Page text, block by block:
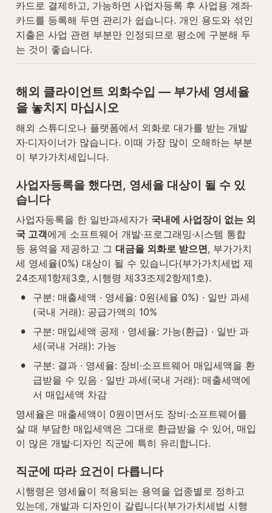
카드로 결제하고, 가능하면 사업자등록 후 사업용 계좌·
카드를 등록해 두면 관리가 쉽습니다. 개인 용도와 섞인
지출은 사업 관련 부분만 인정되므로 평소에 구분해 두
는 것이 좋습니다.
해외 클라이언트 외화수입 — 부가세 영세율
을 놓치지 마십시오
해외 스튜디오나 플랫폼에서 외화로 대가를 받는 개발
자·디자이너가 많습니다. 이때 가장 많이 오해하는 부분
이 부가가치세입니다.
사업자등록을 했다면, 영세율 대상이 될 수 있
습니다
사업자등록을 한 일반과세자가 국내에 사업장이 없는 외
국 고객에게 소프트웨어 개발·프로그래밍·시스템 통합
등 용역을 제공하고 그 대금을 외화로 받으면, 부가가치
세 영세율(0%) 대상이 될 수 있습니다(부가가치세법 제
24조제1항제3호, 시행령 제33조제2항제1호).
•
구분: 매출세액 · 영세율: 0원(세율 0%) · 일반 과세
(국내 거래): 공급가액의 10%
•
구분: 매입세액 공제 · 영세율: 가능(환급) · 일반 과
세(국내 거래): 가능
•
구분: 결과 · 영세율: 장비·소프트웨어 매입세액을 환
급받을 수 있음 · 일반 과세(국내 거래): 매출세액에
서 매입세액 차감
영세율은 매출세액이 0원이면서도 장비·소프트웨어를
살 때 부담한 매입세액은 그대로 환급받을 수 있어, 매입
이 많은 개발·디자인 직군에 특히 유리합니다.
직군에 따라 요건이 다릅니다
시행령은 영세율이 적용되는 용역을 업종별로 정하고
있는데, 개발과 디자인이 갈립니다(부가가치세법 시행